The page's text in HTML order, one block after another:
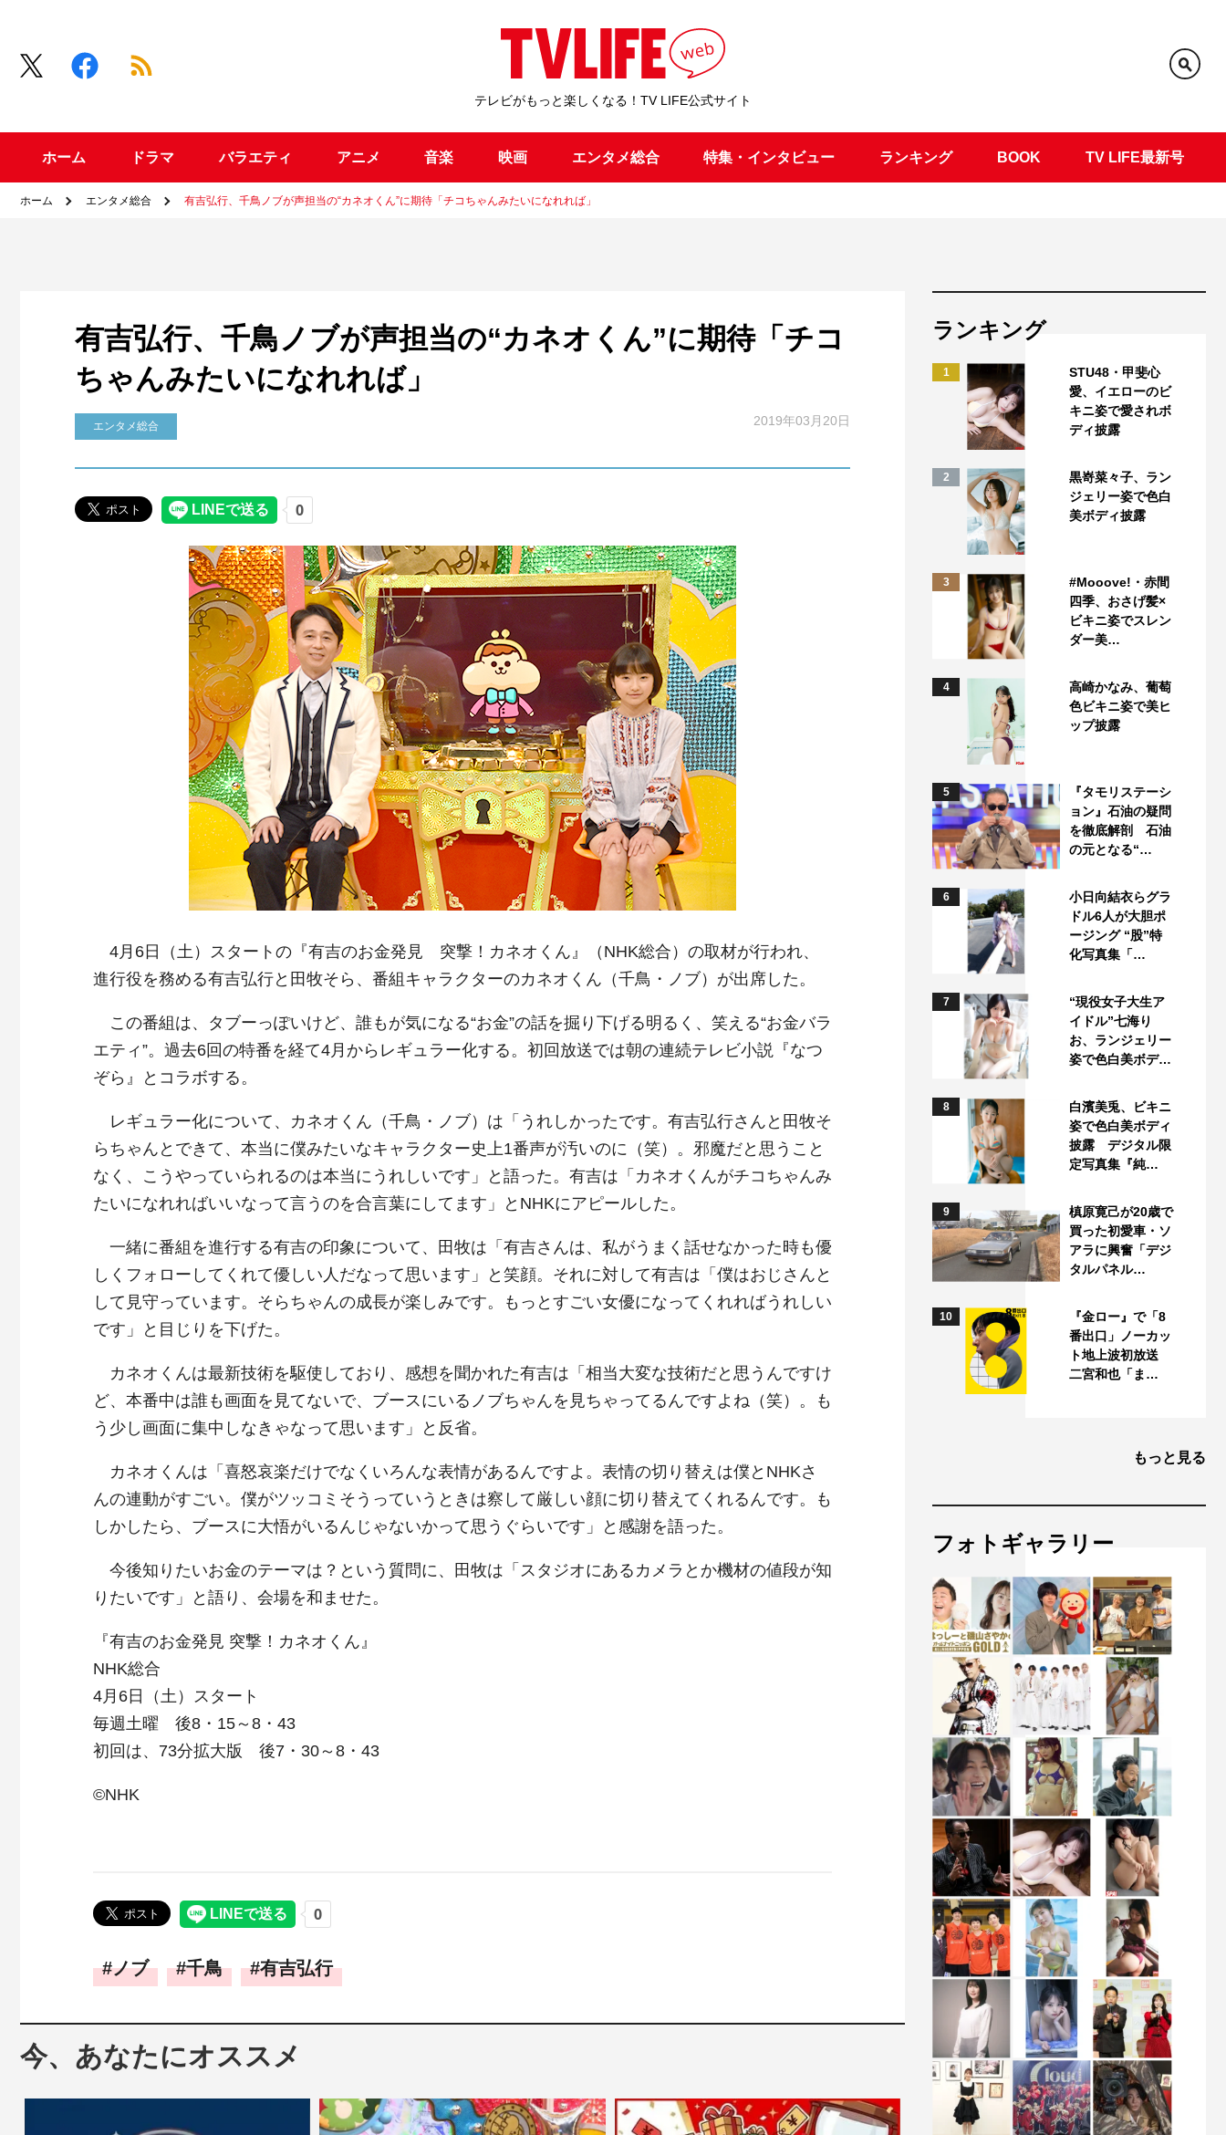
テレビがもっと楽しくなる！TV LIFE公式サイト
ホーム ドラマ バラエティ アニメ 音楽 映画 エンタメ総合 特集・インタビュー ランキング BOOK TV LIFE最新号
ホーム エンタメ総合 有吉弘行、千鳥ノブが声担当の“カネオくん”に期待「チコちゃんみたいになれれば」
有吉弘行、千鳥ノブが声担当の“カネオくん”に期待「チコ
ちゃんみたいになれれば」
エンタメ総合 2019年03月20日
4月6日（土）スタートの『有吉のお金発見 突撃！カネオくん』（NHK総合）の取材が行われ、
進行役を務める有吉弘行と田牧そら、番組キャラクターのカネオくん（千鳥・ノブ）が出席した。
この番組は、タブーっぽいけど、誰もが気になる“お金”の話を掘り下げる明るく、笑える“お金バラ
エティ”。過去6回の特番を経て4月からレギュラー化する。初回放送では朝の連続テレビ小説『なつ
ぞら』とコラボする。
レギュラー化について、カネオくん（千鳥・ノブ）は「うれしかったです。有吉弘行さんと田牧そ
らちゃんとできて、本当に僕みたいなキャラクター史上1番声が汚いのに（笑）。邪魔だと思うこと
なく、こうやっていられるのは本当にうれしいです」と語った。有吉は「カネオくんがチコちゃんみ
たいになれればいいなって言うのを合言葉にしてます」とNHKにアピールした。
一緒に番組を進行する有吉の印象について、田牧は「有吉さんは、私がうまく話せなかった時も優
しくフォローしてくれて優しい人だなって思います」と笑顔。それに対して有吉は「僕はおじさんと
して見守っています。そらちゃんの成長が楽しみです。もっとすごい女優になってくれればうれしい
です」と目じりを下げた。
カネオくんは最新技術を駆使しており、感想を聞かれた有吉は「相当大変な技術だと思うんですけ
ど、本番中は誰も画面を見てないで、ブースにいるノブちゃんを見ちゃってるんですよね（笑）。も
う少し画面に集中しなきゃなって思います」と反省。
カネオくんは「喜怒哀楽だけでなくいろんな表情があるんですよ。表情の切り替えは僕とNHKさ
んの連動がすごい。僕がツッコミそうっていうときは察して厳しい顔に切り替えてくれるんです。も
しかしたら、ブースに大悟がいるんじゃないかって思うぐらいです」と感謝を語った。
今後知りたいお金のテーマは？という質問に、田牧は「スタジオにあるカメラとか機材の値段が知
りたいです」と語り、会場を和ませた。
『有吉のお金発見 突撃！カネオくん』
NHK総合
4月6日（土）スタート
毎週土曜 後8・15～8・43
初回は、73分拡大版 後7・30～8・43
©NHK
ノブ 千鳥 有吉弘行
今、あなたにオススメ
ランキング
1
STU48・甲斐心
愛、イエローのビ
キニ姿で愛されボ
ディ披露
2
黒嵜菜々子、ラン
ジェリー姿で色白
美ボディ披露
3
#Mooove!・赤間
四季、おさげ髪×
ビキニ姿でスレン
ダー美…
4
高崎かなみ、葡萄
色ビキニ姿で美ヒ
ップ披露
5
『タモリステーシ
ョン』石油の疑問
を徹底解剖 石油
の元となる“…
6
小日向結衣らグラ
ドル6人が大胆ポ
ージング “股”特
化写真集「…
7
“現役女子大生ア
イドル”七海り
お、ランジェリー
姿で色白美ボデ…
8
白濱美兎、ビキニ
姿で色白美ボディ
披露 デジタル限
定写真集『純…
9
槙原寛己が20歳で
買った初愛車・ソ
アラに興奮「デジ
タルパネル…
10
『金ロー』で「8
番出口」ノーカッ
ト地上波初放送
二宮和也「ま…
もっと見る
フォトギャラリー